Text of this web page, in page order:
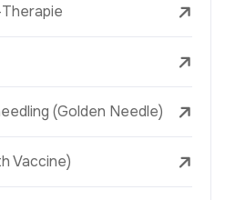
(Golden Needle)
Vaccine)